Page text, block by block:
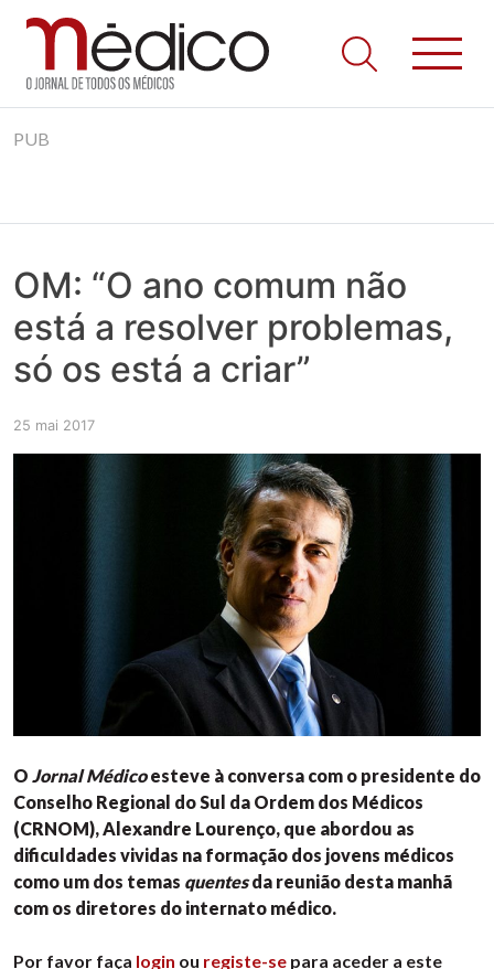
to
Jornal Médico
Médico – O Jornal de Todos os Médicos. Onde as notícias
realmente contam! Tudo o que se passa na Saúde!
PUB
OM: “O ano comum não
está a resolver problemas,
só os está a criar”
25 mai 2017
O Jornal Médicoesteve à conversa com o presidente do
Conselho Regional do Sul da Ordem dos Médicos
(CRNOM), Alexandre Lourenço, que abordou as
dificuldades vividas na formação dos jovens médicos
como um dos temas quentesda reunião desta manhã
com os diretores do internato médico.
Por favor faça login ou registe-se para aceder a este